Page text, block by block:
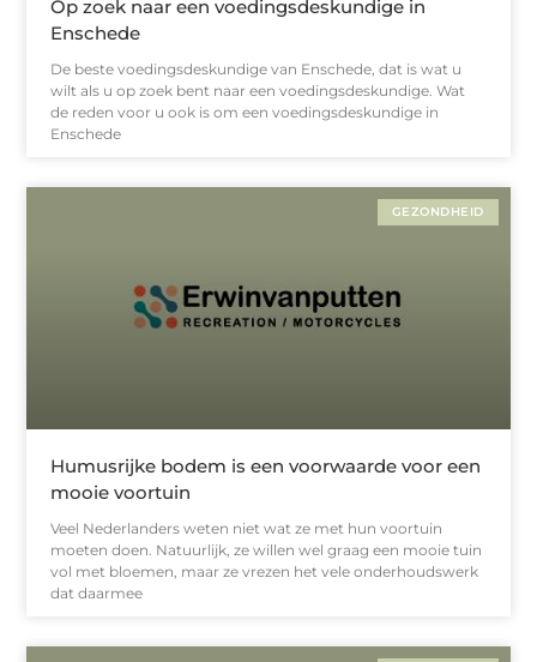
Op zoek naar een voedingsdeskundige in
Enschede
De beste voedingsdeskundige van Enschede, dat is wat u
wilt als u op zoek bent naar een voedingsdeskundige. Wat
de reden voor u ook is om een voedingsdeskundige in
Enschede
GEZONDHEID
Humusrijke bodem is een voorwaarde voor een
mooie voortuin
Veel Nederlanders weten niet wat ze met hun voortuin
moeten doen. Natuurlijk, ze willen wel graag een mooie tuin
vol met bloemen, maar ze vrezen het vele onderhoudswerk
dat daarmee